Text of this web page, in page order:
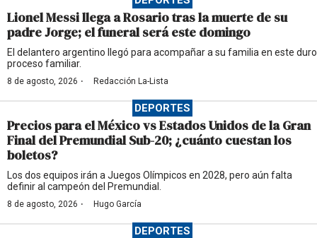
Lionel Messi llega a Rosario tras la muerte de su
padre Jorge; el funeral será este domingo
El delantero argentino llegó para acompañar a su familia en este duro
proceso familiar.
8 de agosto, 2026 · Redacción La-Lista
DEPORTES
Precios para el México vs Estados Unidos de la Gran
Final del Premundial Sub-20; ¿cuánto cuestan los
boletos?
Los dos equipos irán a Juegos Olímpicos en 2028, pero aún falta
definir al campeón del Premundial.
8 de agosto, 2026 · Hugo García
DEPORTES